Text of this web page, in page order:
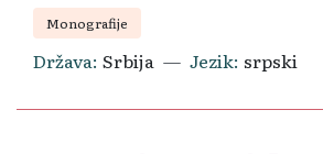
Monografije
Država Srbija Jezik srpski